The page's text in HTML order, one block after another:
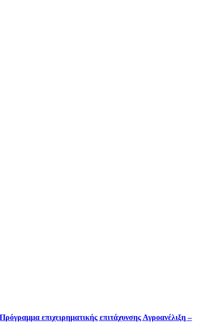
Πρόγραμμα επιχειρηματικής επιτάχυνσης Αγροανέλιξη –